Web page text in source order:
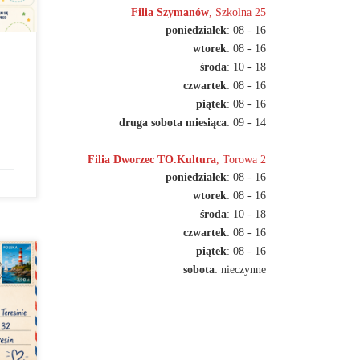
Filia Szymanów , Szkolna 25
poniedziałek: 08 - 16
wtorek: 08 - 16
środa: 10 - 18
czwartek: 08 - 16
piątek: 08 - 16
druga sobota miesiąca: 09 - 14
Filia Dworzec TO.Kultura , Torowa 2
poniedziałek: 08 - 16
wtorek: 08 - 16
środa: 10 - 18
czwartek: 08 - 16
piątek: 08 - 16
sobota: nieczynne